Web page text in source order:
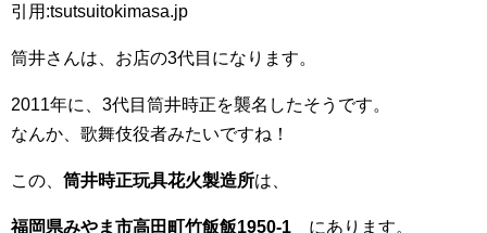
引用:tsutsuitokimasa.jp
筒井さんは、お店の3代目になります。
2011年に、3代目筒井時正を襲名したそうです。
なんか、歌舞伎役者みたいですね！
この、 筒井時正玩具花火製造所は、
福岡県みやま市高田町竹飯飯1950-1 にあります。